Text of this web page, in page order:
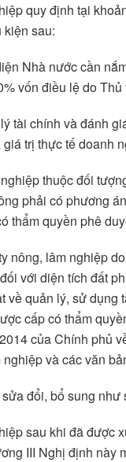
quy định tại
kiện sau:
Nhà nước cần
vốn điều lệ do
tài chính và đánh
trị thực tế doanh
thuộc đối
phải có phương
thẩm quyền phê
nông, lâm nghiệp
với diện tích đất
về quản lý, sử
cấp có thẩm
của Chính phủ
và các văn
đổi, bổ sung như
sau khi đã được
III Nghị định này